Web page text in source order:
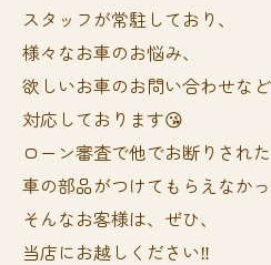
スタッフが常駐しており、
様々なお車のお悩み、
欲しいお車のお問い合わせな
対応しております😘
ローン審査で他でお断りされた
車の部品がつけてもらえなかっ
そんなお客様は、ぜひ、
当店にお越しください‼️